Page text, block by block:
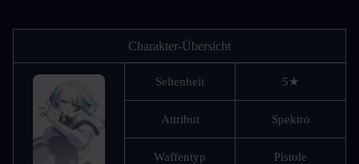
Charakter-Übersicht
Seltenheit 5★
Attribut Spektro
Waffentyp Pistole